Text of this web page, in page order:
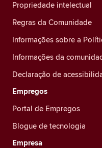
Propriedade intelectual
Regras da Comunidade
Informações sobre a
Informações da
Declaração de
Empregos
Portal de Empregos
Blogue de tecnologia
Empresa